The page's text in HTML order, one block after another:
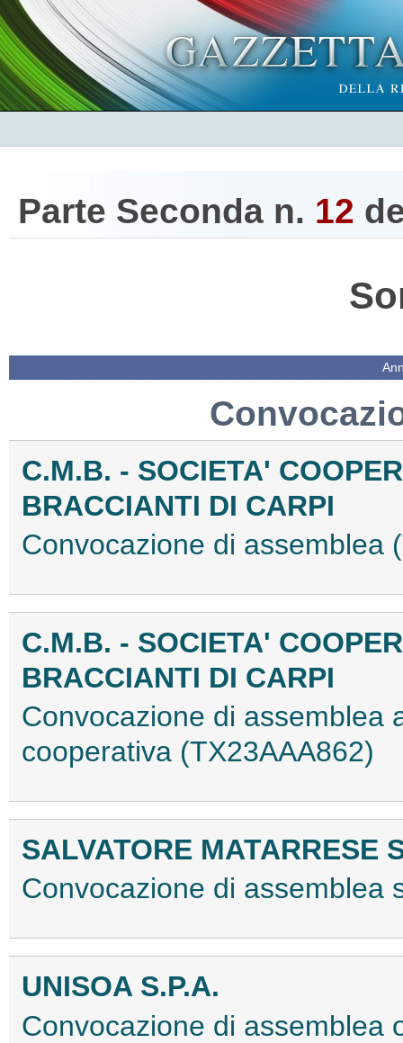
Parte Seconda n. 12
C.M.B. - SOCIETA'
BRACCIANTI DI CARPI
Convocazione di assemblea
C.M.B. - SOCIETA'
BRACCIANTI DI CARPI
Convocazione di assemblea
cooperativa (TX23AAA862)
SALVATORE MATARRESE
Convocazione di assemblea
UNISOA S.P.A.
Convocazione di assemblea